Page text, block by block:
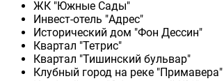
ЖК "Южные Сады"
Инвест-отель "Адрес"
Исторический дом "Фон Дессин"
Квартал "Тетрис"
Квартал "Тишинский бульвар"
Клубный город на реке "Примавера"